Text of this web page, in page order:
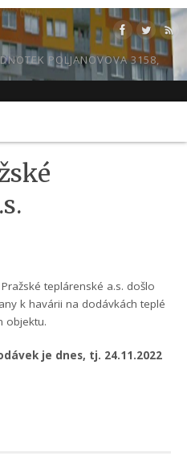
POLJANOVOVA 3158,
teplárenské a.s. došlo
k havárii na dodávkách teplé
objektu.
je dnes, tj. 24.11.2022